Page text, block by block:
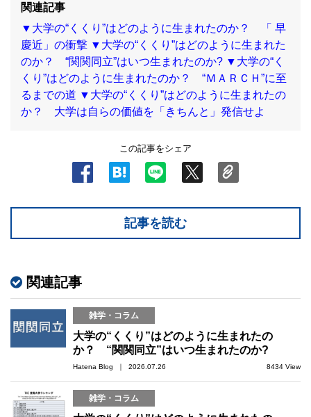
関連記事
▼大学の“くくり”はどのように生まれたのか？ 「 早
慶近」の衝撃 ▼大学の“くくり”はどのように生まれた
のか？ “関関同立”はいつ生まれたのか? ▼大学の“く
くり”はどのように生まれたのか？ “ＭＡＲＣＨ”に至
るまでの道 ▼大学の“くくり”はどのように生まれたの
か？ 大学は自らの価値を「きちんと」発信せよ
この記事をシェア
記事を読む
関連記事
雑学・コラム
大学の“くくり”はどのように生まれたの
か？ “関関同立”はいつ生まれたのか?
Hatena Blog ｜ 2026.07.26 8434 View
雑学・コラム